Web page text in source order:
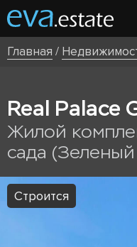
Главная /
Real Palace
Жилой
сада
Строится